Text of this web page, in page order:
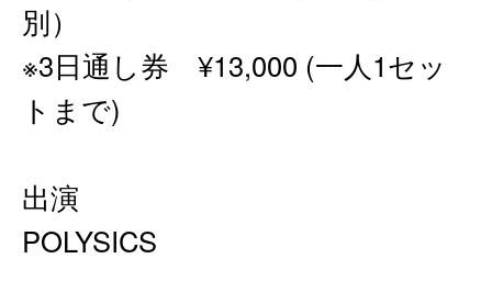
別）
※3日通し券 ¥13,000 (一人1セッ
トまで)
出演
POLYSICS